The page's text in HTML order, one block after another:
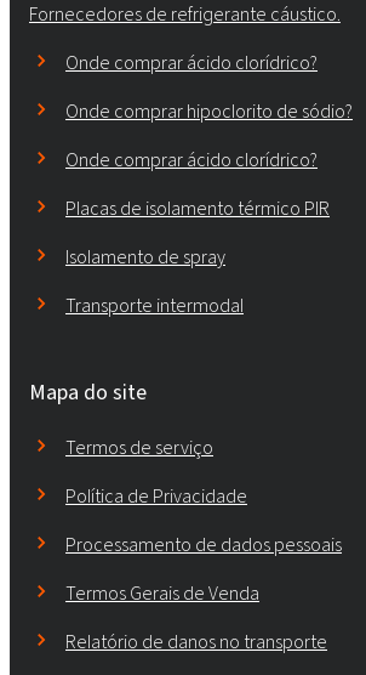
Fornecedores de refrigerante cáustico.
Onde comprar ácido clorídrico?
Onde comprar hipoclorito de sódio?
Onde comprar ácido clorídrico?
Placas de isolamento térmico PIR
Isolamento de spray
Transporte intermodal
Mapa do site
Termos de serviço
Política de Privacidade
Processamento de dados pessoais
Termos Gerais de Venda
Relatório de danos no transporte